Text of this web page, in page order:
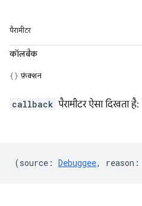
पैरामीटर
कॉलबैक
फ़ंक्शन
callback पैरामीटर ऐसा दिखता है:
(source : Debuggee, reason :